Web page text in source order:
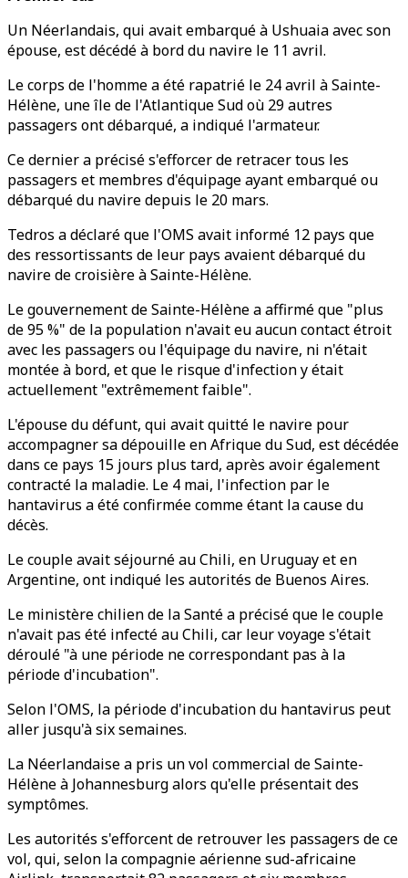
Un Néerlandais, qui avait embarqué à Ushuaia avec son
épouse, est décédé à bord du navire le 11 avril.
Le corps de l'homme a été rapatrié le 24 avril à Sainte-
Hélène, une île de l'Atlantique Sud où 29 autres
passagers ont débarqué, a indiqué l'armateur.
Ce dernier a précisé s'efforcer de retracer tous les
passagers et membres d'équipage ayant embarqué ou
débarqué du navire depuis le 20 mars.
Tedros a déclaré que l'OMS avait informé 12 pays que
des ressortissants de leur pays avaient débarqué du
navire de croisière à Sainte-Hélène.
Le gouvernement de Sainte-Hélène a affirmé que "plus
de 95 %" de la population n'avait eu aucun contact étroit
avec les passagers ou l'équipage du navire, ni n'était
montée à bord, et que le risque d'infection y était
actuellement "extrêmement faible".
L'épouse du défunt, qui avait quitté le navire pour
accompagner sa dépouille en Afrique du Sud, est décédée
dans ce pays 15 jours plus tard, après avoir également
contracté la maladie. Le 4 mai, l'infection par le
hantavirus a été confirmée comme étant la cause du
décès.
Le couple avait séjourné au Chili, en Uruguay et en
Argentine, ont indiqué les autorités de Buenos Aires.
Le ministère chilien de la Santé a précisé que le couple
n'avait pas été infecté au Chili, car leur voyage s'était
déroulé "à une période ne correspondant pas à la
période d'incubation".
Selon l'OMS, la période d'incubation du hantavirus peut
aller jusqu'à six semaines.
La Néerlandaise a pris un vol commercial de Sainte-
Hélène à Johannesburg alors qu'elle présentait des
symptômes.
Les autorités s'efforcent de retrouver les passagers de ce
vol, qui, selon la compagnie aérienne sud-africaine